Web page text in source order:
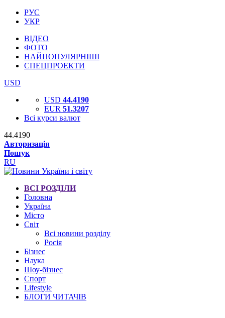
РУС
УКР
ВІДЕО
ФОТО
НАЙПОПУЛЯРНІШІ
СПЕЦПРОЕКТИ
USD
USD 44.4190
EUR 51.3207
Всі курси валют
44.4190
Авторизація
Пошук
RU
ВСІ РОЗДІЛИ
Головна
Україна
Місто
Світ
Всі новини розділу
Росія
Бізнес
Наука
Шоу-бізнес
Спорт
Lifestyle
БЛОГИ ЧИТАЧІВ